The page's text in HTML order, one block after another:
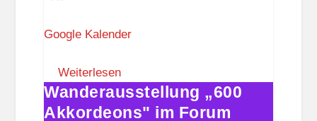
u
S
t
e
Google Kalender
Weiterlesen
Wanderausstellung
„600
Wanderausstellung „600
Akkordeons" im Forum